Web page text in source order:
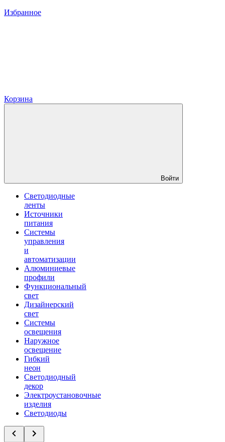
Избранное
Корзина
Войти
Светодиодные
ленты
Источники
питания
Системы
управления
и
автоматизации
Алюминиевые
профили
Функциональный
свет
Дизайнерский
свет
Системы
освещения
Наружное
освещение
Гибкий
неон
Светодиодный
декор
Электроустановочные
изделия
Светодиоды